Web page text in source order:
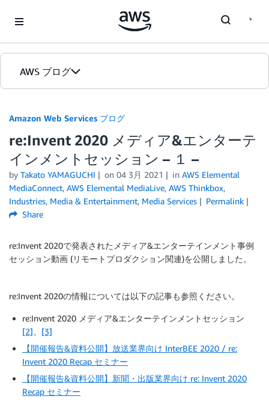
AWS ブログ
カテゴリ
エディション
Amazon Web Services ブログ
re:Invent 2020 メディア&エンターテ
インメントセッション – １ –
by Takato YAMAGUCHI on 04 3月 2021 in AWS Elemental
MediaConnect, AWS Elemental MediaLive, AWS Thinkbox,
Industries, Media & Entertainment, Media Services
Permalink
Share
re:Invent 2020で発表されたメディア&エンターテインメント事例
セッション動画 (リモートプロダクション関連)を公開しました。
re:Invent 2020の情報については以下の記事も参照ください。
re:Invent 2020 メディア&エンターテインメントセッション
[2]
[3]
【開催報告&資料公開】放送業界向け InterBEE 2020 / re:
Invent 2020 Recap セミナー
【開催報告&資料公開】新聞・出版業界向け re: Invent 2020
Recap セミナー